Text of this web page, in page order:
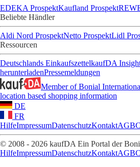
EDEKA ProspektKaufland Prospekt
Beliebte Händler
Aldi Nord ProspektNetto ProspektLidl
Ressourcen
Deutschlands EinkaufszettelkaufDA
herunterladenPressemeldungen
Member of Bonial
location based shopping information
DE
FR
HilfeImpressumDatenschutzKontaktAGB
© 2008 - 2026 kaufDA Ein Portal der
HilfeImpressumDatenschutzKontaktAGB